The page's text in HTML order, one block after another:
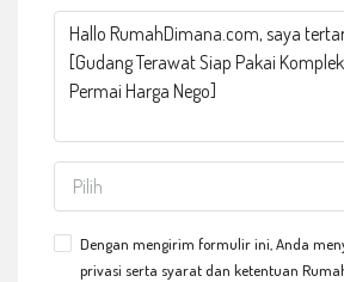
Pilih
Dengan mengirim formulir ini, Anda
privasi serta syarat dan ketentuan